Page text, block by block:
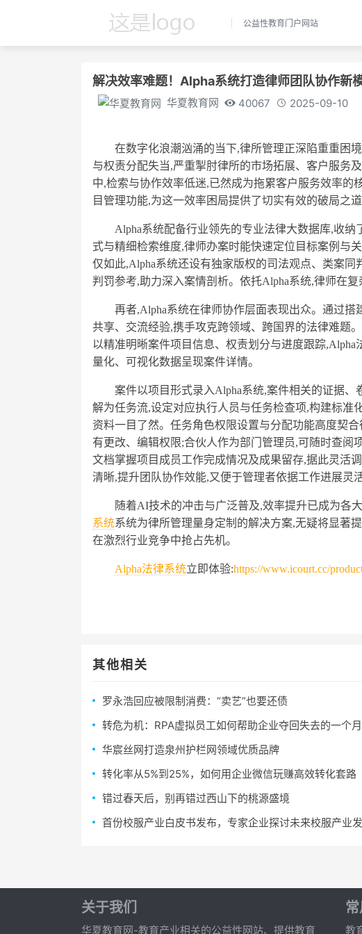
公益性教育门户网站
解决效率难题！Alpha系统打造律师团队协作新
华夏教育网 40067 2025-09-10
在数字化浪潮汹涌的当下,律所管理正深陷重重困
与权责分配失当,严重掣肘律所的市场拓展、客户服务
中,检索与协作效率低迷,已然成为拖累客户服务效率的
目管理功能,为这一效率困局提供了切实有效的破局之道
Alpha系统配备行业领先的专业法律大数据库,收
式与精细检索维度,律师办案时能快速定位目标案例与
仅如此,Alpha系统还设有独家版权的司法观点、类案
判罚参考,助力深入案情剖析。依托Alpha系统,律师在
再者,Alpha系统在律师协作层面表现出众。通过
共享、交流经验,携手攻克跨领域、跨国界的法律难题
以精准明晰案件项目信息、权责划分与进度跟踪
量化、可视化数据呈现案件详情。
案件以项目形式录入Alpha系统,案件相关的证据
解为任务流,设定对应执行人员与任务检查项,构建标准
资料一目了然。任务角色权限设置与分配功能高度契
有更改、编辑权限;合伙人作为部门管理员,可随时查阅
文档掌握项目成员工作完成情况及成果留存,据此灵活
清晰,提升团队协作效能,又便于管理者依据工作进展灵
随着AI技术的冲击与广泛普及,效率提升已成为各
系统系统为律所管理量身定制的解决方案,无疑将显著
在激烈行业竞争中抢占先机。
Alpha法律系统立即体验:https://www.icourt.cc/
其他相关
罗永浩回应被限制消费：“卖艺”也要还债
转危为机：RPA虚拟员工如何帮助企业夺回失去的一个月
华宸丝网打造泉州护栏网领域优质品牌
转化率从5%到25%，如何用企业微信玩赚高效转化套路
错过春天后，别再错过西山下的桃源盛境
首份校服产业白皮书发布，专家企业探讨未来校服产业
关于我们
华夏教育网-教育产业相关的公益性网站、提供教育 教